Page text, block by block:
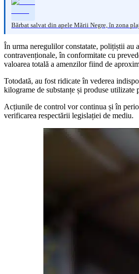
Bărbat salvat din apele Mării Negre, în zona
În urma neregulilor constatate, polițiștii au
contravenționale, în conformitate cu
valoarea totală a amenzilor fiind de
Totodată, au fost ridicate în vederea
kilograme de substanțe și produse utilizate
Acțiunile de control vor continua și în
verificarea respectării legislației de mediu.